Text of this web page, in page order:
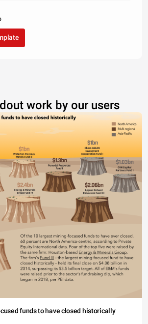
work by our users
funds to have closed historically